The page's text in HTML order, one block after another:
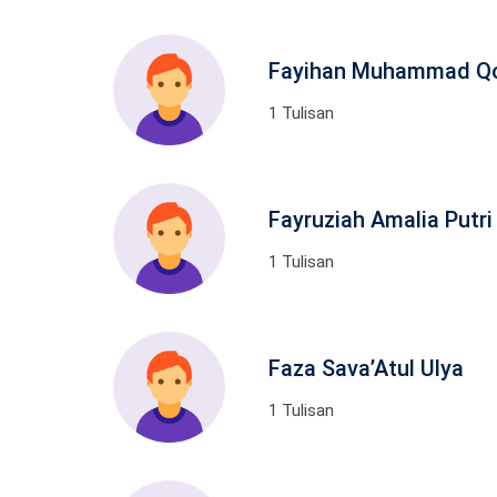
Fayihan Muhammad
1 Tulisan
Fayruziah Amalia Putri
1 Tulisan
Faza Sava’Atul Ulya
1 Tulisan